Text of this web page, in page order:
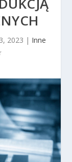
2023 | Inne